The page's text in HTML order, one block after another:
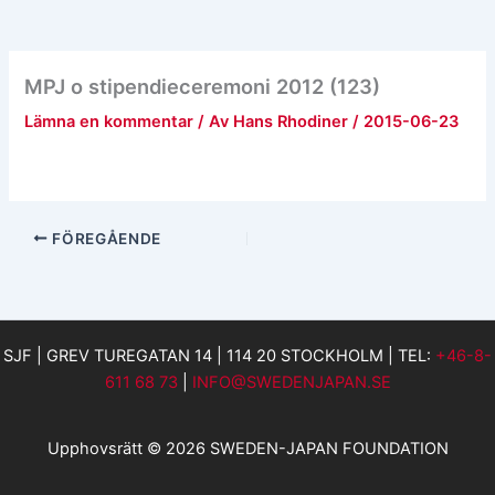
MPJ o stipendieceremoni 2012 (123)
Lämna en kommentar / Av Hans Rhodiner/ 2015-06-23
FÖREGÅENDE
SJF | GREV TUREGATAN 14 | 114 20 STOCKHOLM | TEL: +46-8-
611 68 73| INFO@SWEDENJAPAN.SE
Upphovsrätt © 2026 SWEDEN-JAPAN FOUNDATION